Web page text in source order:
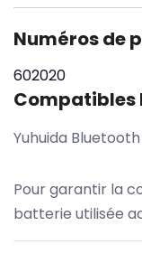
Numéros de
602020
Compatibles
Yuhuida
Pour garantir la
batterie utilisée